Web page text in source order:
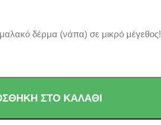
δέρμα (νάπα) σε μικρό μέγεθος!
ΣΤΟ ΚΑΛΆΘΙ